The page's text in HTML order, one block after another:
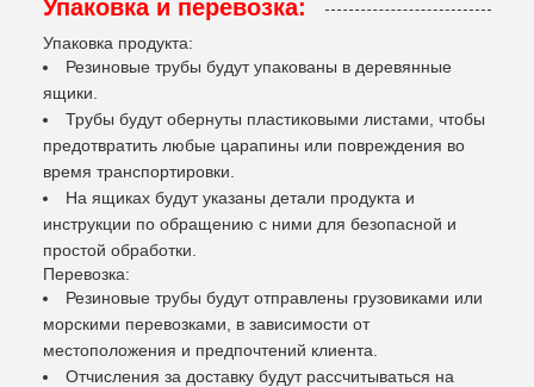
Упаковка и перевозка:
Упаковка продукта:
Резиновые трубы будут упакованы в деревянные
ящики.
Трубы будут обернуты пластиковыми листами, чтобы
предотвратить любые царапины или повреждения во
время транспортировки.
На ящиках будут указаны детали продукта и
инструкции по обращению с ними для безопасной и
простой обработки.
Перевозка:
Резиновые трубы будут отправлены грузовиками или
морскими перевозками, в зависимости от
местоположения и предпочтений клиента.
Отчисления за доставку будут рассчитываться на